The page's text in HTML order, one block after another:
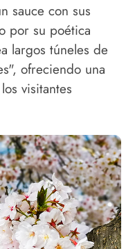
sauce con sus
por su poética
largos túneles de
ofreciendo una
visitantes